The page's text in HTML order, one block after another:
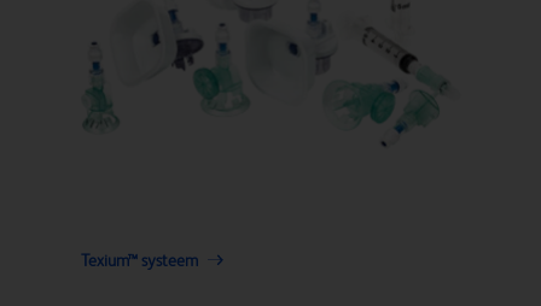
Texium™ systeem